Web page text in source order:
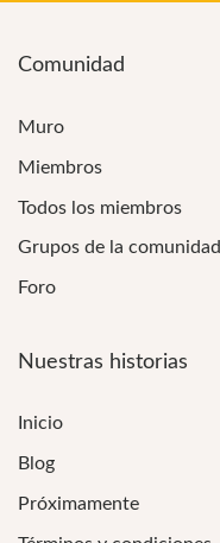
Comunidad
Muro
Miembros
Todos los miembros
Grupos de la comunidad
Foro
Nuestras historias
Inicio
Blog
Próximamente